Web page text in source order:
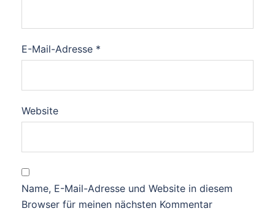
E-Mail-Adresse *
Website
Name, E-Mail-Adresse und Website in diesem
Browser für meinen nächsten Kommentar